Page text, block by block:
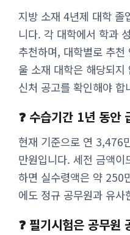
지방 소재 4년제 대학 졸
니다. 각 대학에서 학과
추천하며, 대학별로 추
울 소재 대학은 해당되
신처 공고를 확인해야 합
❓ 수습기간 1년 동안
현재 기준으로 연 3,476
만원입니다. 세전 금액
하면 실수령액은 약 250
에도 정규 공무원과 유
❓ 필기시험은 공무원